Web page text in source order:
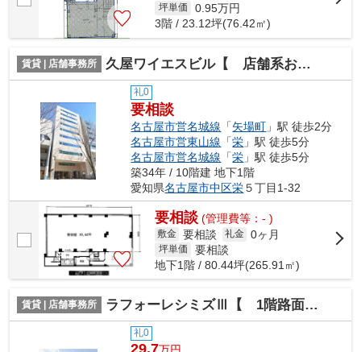
坪単価 0.95万円
3階 / 23.12坪(76.42㎡)
賃貸 | 店舗事務所 久屋ワイエスビル【 店舗系おすすめ 】
礼0
要相談
名古屋市営名城線 「矢場町 」駅 徒歩2分
名古屋市営東山線 「栄 」駅 徒歩5分
名古屋市営名城線 「栄 」駅 徒歩5分
築34年 / 10階建 地下1階
愛知県名古屋市中区栄５丁目1-32
要相談 (管理費等：- )
敷金 要相談 礼金 0ヶ月
坪単価
要相談
地下1階 / 80.44坪(265.91㎡)
賃貸 | 店舗事務所 ラフォーレシミズⅢ【 1階路面店 】
礼0